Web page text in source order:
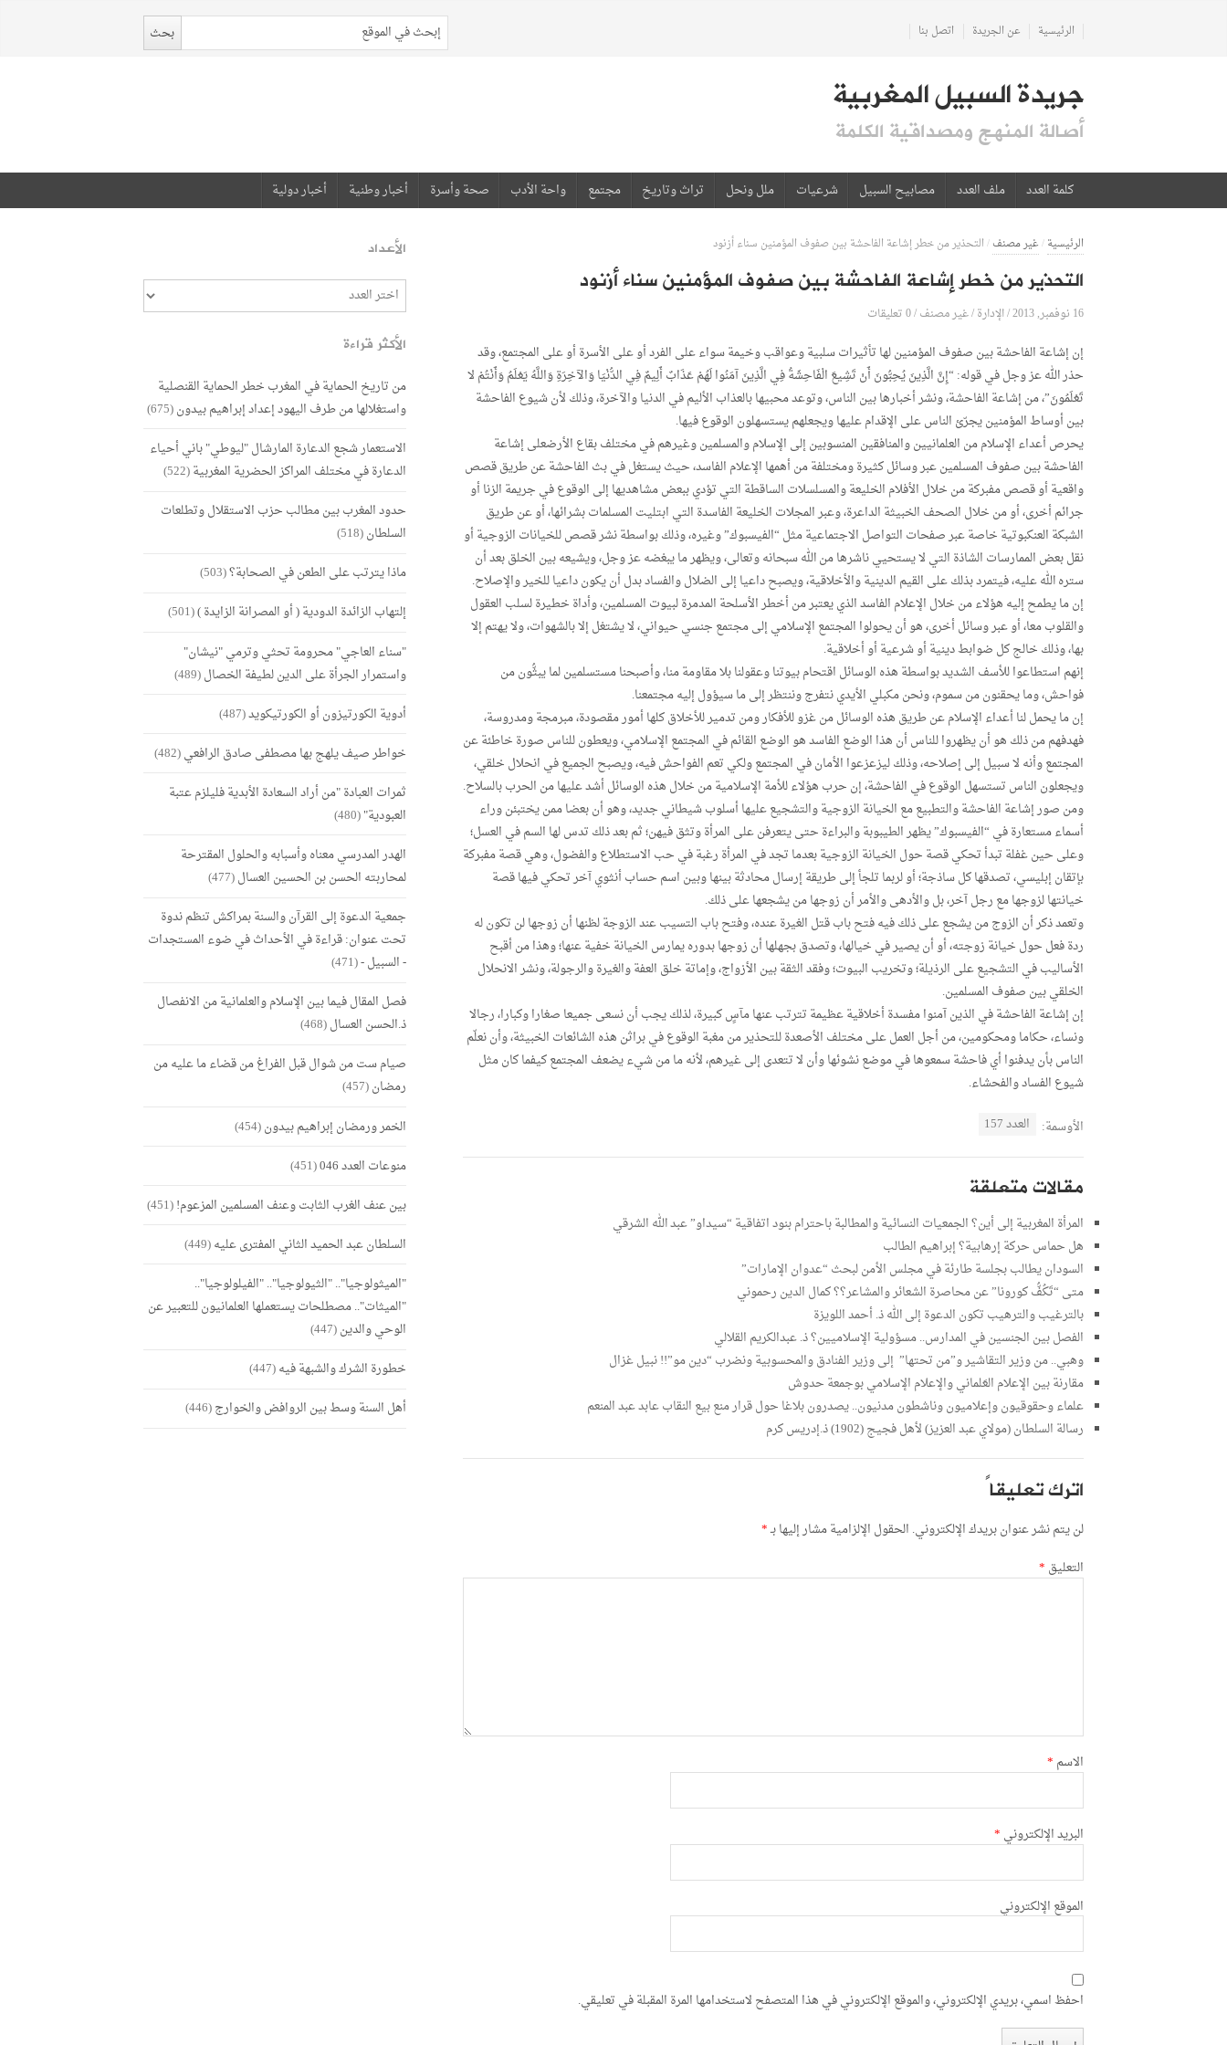
الرئيسية عن الجريدة اتصل بنا
جريدة السبيل المغربية
أصالة المنهج ومصداقية الكلمة
كلمة العدد ملف العدد مصابيح السبيل شرعيات ملل ونحل تراث وتاريخ مجتمع واحة الأدب صحة وأسرة أخبار وطنية أخبار دولية
الرئيسية/غير مصنف/التحذير من خطر إشاعة الفاحشة بين صفوف المؤمنين سناء أزنود
التحذير من خطر إشاعة الفاحشة بين صفوف المؤمنين سناء أزنود
16 نوفمبر, 2013 /الإدارة/غير مصنف/0 تعليقات
إن إشاعة الفاحشة بين صفوف المؤمنين لها تأثيرات سلبية وعواقب وخيمة سواء على الفرد أو على الأسرة أو على المجتمع، وقد
حذر الله عز وجل في قوله: “إِنَّ الَّذِينَ يُحِبُّونَ أَنْ تَشِيعَ الْفَاحِشَةُ فِي الَّذِينَ آمَنُوا لَهُمْ عَذَابٌ أَلِيمٌ فِي الدُّنْيَا وَالآخِرَةِ وَاللَّهُ يَعْلَمُ وَأَنْتُمْ لا
تَعْلَمُونَ”، من إشاعة الفاحشة، ونشر أخبارها بين الناس، وتوعد محبيها بالعذاب الأليم في الدنيا والآخرة، وذلك لأن شيوع الفاحشة
بين أوساط المؤمنين يجرّئ الناس على الإقدام عليها ويجعلهم يستسهلون الوقوع فيها.
يحرص أعداء الإسلام من العلمانيين والمنافقين المنسوبين إلى الإسلام والمسلمين وغيرهم في مختلف بقاع الأرضعلى إشاعة
الفاحشة بين صفوف المسلمين عبر وسائل كثيرة ومختلفة من أهمها الإعلام الفاسد، حيث يستغل في بث الفاحشة عن طريق قصص
واقعية أو قصص مفبركة من خلال الأفلام الخليعة والمسلسلات الساقطة التي تؤدي ببعض مشاهديها إلى الوقوع في جريمة الزنا أو
جرائم أخرى، أو من خلال الصحف الخبيثة الداعرة، وعبر المجلات الخليعة الفاسدة التي ابتليت المسلمات بشرائها، أو عن طريق
الشبكة العنكبوتية خاصة عبر صفحات التواصل الاجتماعية مثل “الفيسبوك” وغيره، وذلك بواسطة نشر قصص للخيانات الزوجية أو
نقل بعض الممارسات الشاذة التي لا يستحيي ناشرها من الله سبحانه وتعالى، ويظهر ما يبغضه عز وجل، ويشيعه بين الخلق بعد أن
ستره الله عليه، فيتمرد بذلك على القيم الدينية والأخلاقية، ويصبح داعيا إلى الضلال والفساد بدل أن يكون داعيا للخير والإصلاح.
إن ما يطمح إليه هؤلاء من خلال الإعلام الفاسد الذي يعتبر من أخطر الأسلحة المدمرة لبيوت المسلمين، وأداة خطيرة لسلب العقول
والقلوب معا، أو عبر وسائل أخرى، هو أن يحولوا المجتمع الإسلامي إلى مجتمع جنسي حيواني، لا يشتغل إلا بالشهوات، ولا يهتم إلا
بها، وذلك خالج كل ضوابط دينية أو شرعية أو أخلاقية.
إنهم استطاعوا للأسف الشديد بواسطة هذه الوسائل اقتحام بيوتنا وعقولنا بلا مقاومة منا، وأصبحنا مستسلمين لما يبثُّون من
فواحش، وما يحقنون من سموم، ونحن مكبلي الأيدي نتفرج وننتظر إلى ما سيؤول إليه مجتمعنا.
إن ما يحمل لنا أعداء الإسلام عن طريق هذه الوسائل من غزو للأفكار ومن تدمير للأخلاق كلها أمور مقصودة، مبرمجة ومدروسة،
فهدفهم من ذلك هو أن يظهروا للناس أن هذا الوضع الفاسد هو الوضع القائم في المجتمع الإسلامي، ويعطون للناس صورة خاطئة عن
المجتمع وأنه لا سبيل إلى إصلاحه، وذلك ليزعزعوا الأمان في المجتمع ولكي تعم الفواحش فيه، ويصبح الجميع في انحلال خلقي،
ويجعلون الناس تستسهل الوقوع في الفاحشة، إن حرب هؤلاء للأمة الإسلامية من خلال هذه الوسائل أشد عليها من الحرب بالسلاح.
ومن صور إشاعة الفاحشة والتطبيع مع الخيانة الزوجية والتشجيع عليها أسلوب شيطاني جديد، وهو أن بعضا ممن يختبئن وراء
أسماء مستعارة في “الفيسبوك” يظهر الطيبوبة والبراءة حتى يتعرفن على المرأة وتثق فيهن؛ ثم بعد ذلك تدس لها السم في العسل؛
وعلى حين غفلة تبدأ تحكي قصة حول الخيانة الزوجية بعدما تجد في المرأة رغبة في حب الاستطلاع والفضول، وهي قصة مفبركة
بإتقان إبليسي، تصدقها كل ساذجة؛ أو لربما تلجأ إلى طريقة إرسال محادثة بينها وبين اسم حساب أنثوي آخر تحكي فيها قصة
خيانتها لزوجها مع رجل آخر، بل والأدهى والأمر أن زوجها من يشجعها على ذلك.
وتعمد ذكر أن الزوج من يشجع على ذلك فيه فتح باب قتل الغيرة عنده، وفتح باب التسيب عند الزوجة لظنها أن زوجها لن تكون له
ردة فعل حول خيانة زوجته، أو أن يصير في خيالها، وتصدق بجهلها أن زوجها بدوره يمارس الخيانة خفية عنها؛ وهذا من أقبح
الأساليب في التشجيع على الرذيلة؛ وتخريب البيوت؛ وفقد الثقة بين الأزواج، وإماتة خلق العفة والغيرة والرجولة، ونشر الانحلال
الخلقي بين صفوف المسلمين.
إن إشاعة الفاحشة في الذين آمنوا مفسدة أخلاقية عظيمة تترتب عنها مآسٍ كبيرة، لذلك يجب أن نسعى جميعا صغارا وكبارا، رجالا
ونساء، حكاما ومحكومين، من أجل العمل على مختلف الأصعدة للتحذير من مغبة الوقوع في براثن هذه الشائعات الخبيثة، وأن نعلّم
الناس بأن يدفنوا أي فاحشة سمعوها في موضع نشوئها وأن لا تتعدى إلى غيرهم، لأنه ما من شيء يضعف المجتمع كيفما كان مثل
شيوع الفساد والفحشاء.
الأوسمة: العدد 157
مقالات متعلقة
المرأة المغربية إلى أين؟ الجمعيات النسائية والمطالبة باحترام بنود اتفاقية “سيداو” عبد الله الشرقي
‏هل حماس حركة إرهابية؟ ‏إبراهيم الطالب
السودان يطالب بجلسة طارئة في مجلس الأمن لبحث “عدوان الإمارات”
متى “تَكُفُّ كورونا” عن محاصرة الشعائر والمشاعر؟؟ كمال الدين رحموني
بالترغيب والترهيب تكون الدعوة إلى الله ذ. أحمد اللويزة
الفصل بين الجنسين في المدارس.. مسؤولية الإسلاميين؟ ذ. عبدالكريم القلالي
وهبي.. من وزير التقاشير و”من تحتها” إلى وزير الفنادق والمحسوبية ونضرب “دين مو”!! نبيل غزال
مقارنة بين الإعلام العَلماني والإعلام الإسلامي بوجمعة حدوش
علماء وحقوقيون وإعلاميون وناشطون مدنيون.. يصدرون بلاغا حول قرار منع بيع النقاب عابد عبد المنعم
رسالة السلطان (مولاي عبد العزيز) لأهل فجيج (1902) ذ.إدريس كرم
اترك تعليقاً
لن يتم نشر عنوان بريدك الإلكتروني. الحقول الإلزامية مشار إليها بـ*
التعليق *
الاسم *
البريد الإلكتروني *
الموقع الإلكتروني
احفظ اسمي، بريدي الإلكتروني، والموقع الإلكتروني في هذا المتصفح لاستخدامها المرة المقبلة في تعليقي.
الأعداد
الأكثر قراءة
من تاريخ الحماية في المغرب خطر الحماية القنصلية
واستغلالها من طرف اليهود إعداد إبراهيم بيدون(675)
الاستعمار شجع الدعارة المارشال "ليوطي" باني أحياء
الدعارة في مختلف المراكز الحضرية المغربية(522)
حدود المغرب بين مطالب حزب الاستقلال وتطلعات
السلطان(518)
ماذا يترتب على الطعن في الصحابة؟(503)
إلتهاب الزائدة الدودية ( أو المصرانة الزايدة )(501)
"سناء العاجي" محرومة تحثي وترمي "نيشان"
واستمرار الجرأة على الدين لطيفة الخصال(489)
أدوية الكورتيزون أو الكورتيكويد(487)
خواطر صيف يلهج بها مصطفى صادق الرافعي(482)
ثمرات العبادة "من أراد السعادة الأبدية فليلزم عتبة
العبودية"(480)
الهدر المدرسي معناه وأسبابه والحلول المقترحة
لمحاربته الحسن بن الحسين العسال(477)
جمعية الدعوة إلى القرآن والسنة بمراكش تنظم ندوة
تحت عنوان: قراءة في الأحداث في ضوء المستجدات
- السبيل -(471)
فصل المقال فيما بين الإسلام والعلمانية من الانفصال
ذ.الحسن العسال(468)
صيام ست من شوال قبل الفراغ من قضاء ما عليه من
رمضان(457)
الخمر ورمضان إبراهيم بيدون(454)
منوعات العدد 046
(451)
بين عنف الغرب الثابت وعنف المسلمين المزعوم!(451)
السلطان عبد الحميد الثاني المفترى عليه(449)
"الميثولوجيا".. "الثيولوجيا".. "الفيلولوجيا"..
"الميثات".. مصطلحات يستعملها العلمانيون للتعبير عن
الوحي والدين(447)
خطورة الشرك والشبهة فيه(447)
أهل السنة وسط بين الروافض والخوارج(446)